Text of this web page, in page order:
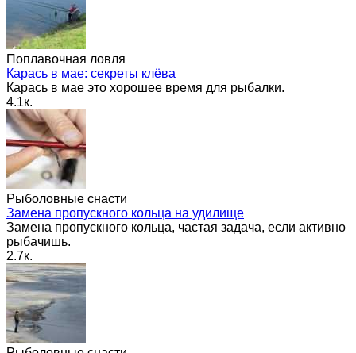
Поплавочная ловля
Карась в мае: секреты клёва
Карась в мае это хорошее время для рыбалки.
4.1к.
Рыболовные снасти
Замена пропускного кольца на удилище
Замена пропускного кольца, частая задача, если активно
рыбачишь.
2.7к.